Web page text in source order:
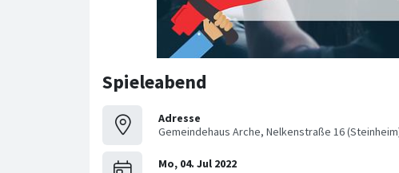
Spieleabend
Adresse
Gemeindehaus Arche, Nelkenstraße 16